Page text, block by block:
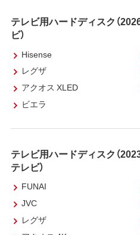
テレビ用ハードディスク（
ビ）
Hisense
レグザ
アクオス XLED
ビエラ
テレビ用ハードディスク（
テレビ）
FUNAI
JVC
レグザ